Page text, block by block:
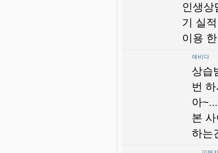
인생상
기 실
이용
애비다
상습
번
아
본
하는